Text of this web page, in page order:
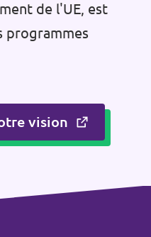
de l'UE, est
programmes
vision